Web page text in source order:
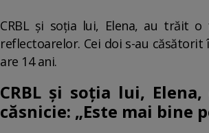
CRBL și soția lui, Elena, au trăit
reflectoarelor. Cei doi s-au căsătorit
are 14 ani.
CRBL și soția lui,
căsnicie: „Este mai bine